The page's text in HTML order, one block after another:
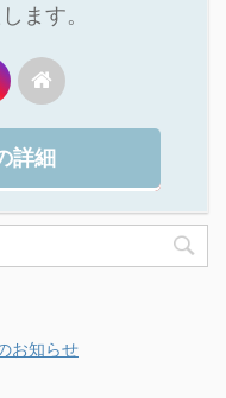
ます。
詳細
お知らせ